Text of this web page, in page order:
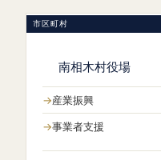
市区町村
南相木村役場
産業振興
事業者支援